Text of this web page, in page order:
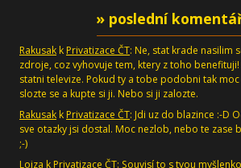
» poslední
Rakusak k Privatizace ČT: Ne, stat krade nasilim
zdroje, coz vyhovuje tem, ktery z toho
statni televize. Pokud ty a tobe podobni tak
slozte se a kupte si ji. Nebo si ji zalozte.
Rakusak k Privatizace ČT: Jdi uz do blazince :-D
sve otazky jsi dostal. Moc nezlob, nebo te zase
;-)
Lojza k Privatizace ČT: Souvisí to s tvou